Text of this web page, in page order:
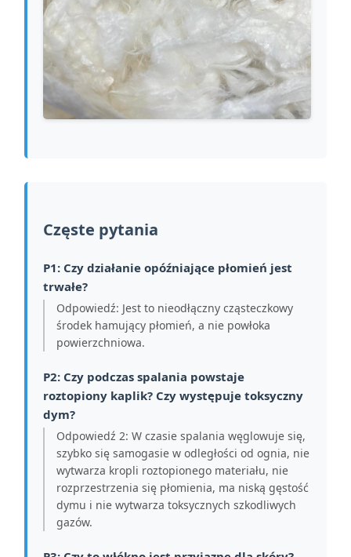
Częste pytania
P1: Czy działanie opóźniające płomień jest
trwałe?
Odpowiedź: Jest to nieodłączny cząsteczkowy
środek hamujący płomień, a nie powłoka
powierzchniowa.
P2: Czy podczas spalania powstaje
roztopiony kaplik? Czy występuje toksyczny
dym?
Odpowiedź 2: W czasie spalania węglowuje się,
szybko się samogasie w odległości od ognia, nie
wytwarza kropli roztopionego materiału, nie
rozprzestrzenia się płomienia, ma niską gęstość
dymu i nie wytwarza toksycznych szkodliwych
gazów.